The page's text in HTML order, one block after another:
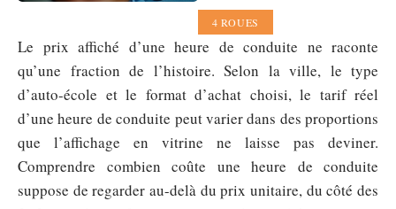
4 ROUES
Le prix affiché d’une heure de conduite ne raconte
qu’une fraction de l’histoire. Selon la ville, le type
d’auto-école et le format d’achat choisi, le tarif réel
d’une heure de conduite peut varier dans des proportions
que l’affichage en vitrine ne laisse pas deviner.
Comprendre combien coûte une heure de conduite
suppose de regarder au-delà du prix unitaire, du côté des